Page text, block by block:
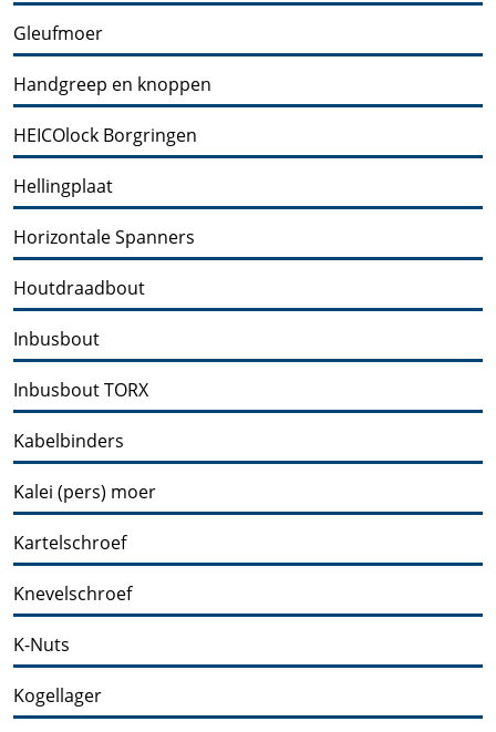
Gleufmoer
Handgreep en knoppen
HEICOlock Borgringen
Hellingplaat
Horizontale Spanners
Houtdraadbout
Inbusbout
Inbusbout TORX
Kabelbinders
Kalei (pers) moer
Kartelschroef
Knevelschroef
K-Nuts
Kogellager